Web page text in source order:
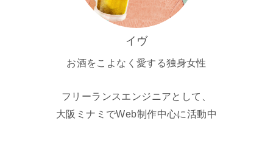
イヴ
お酒をこよなく愛する独身女性
フリーランスエンジニアとして、
大阪ミナミでWeb制作中心に活動中